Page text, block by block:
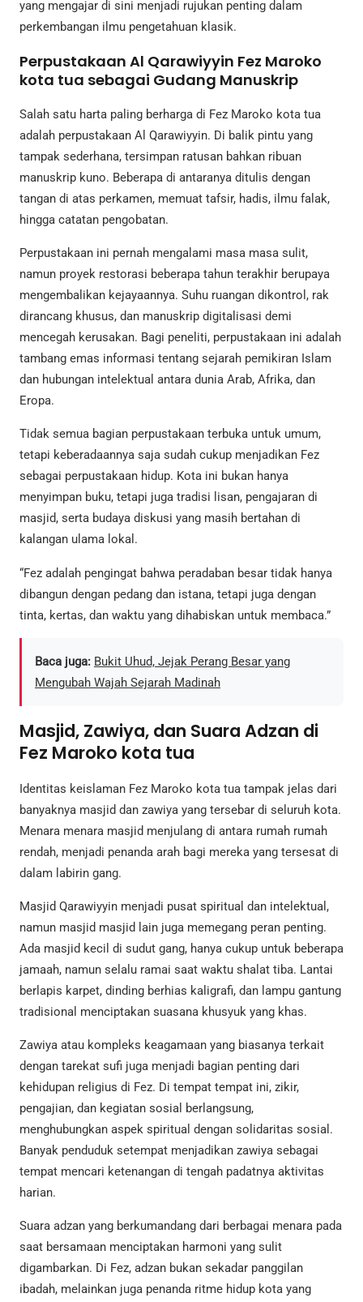
yang mengajar di sini menjadi rujukan penting dalam
perkembangan ilmu pengetahuan klasik.
Perpustakaan Al Qarawiyyin Fez Maroko
kota tua sebagai Gudang Manuskrip
Salah satu harta paling berharga di Fez Maroko kota tua
adalah perpustakaan Al Qarawiyyin. Di balik pintu yang
tampak sederhana, tersimpan ratusan bahkan ribuan
manuskrip kuno. Beberapa di antaranya ditulis dengan
tangan di atas perkamen, memuat tafsir, hadis, ilmu falak,
hingga catatan pengobatan.
Perpustakaan ini pernah mengalami masa masa sulit,
namun proyek restorasi beberapa tahun terakhir berupaya
mengembalikan kejayaannya. Suhu ruangan dikontrol, rak
dirancang khusus, dan manuskrip digitalisasi demi
mencegah kerusakan. Bagi peneliti, perpustakaan ini adalah
tambang emas informasi tentang sejarah pemikiran Islam
dan hubungan intelektual antara dunia Arab, Afrika, dan
Eropa.
Tidak semua bagian perpustakaan terbuka untuk umum,
tetapi keberadaannya saja sudah cukup menjadikan Fez
sebagai perpustakaan hidup. Kota ini bukan hanya
menyimpan buku, tetapi juga tradisi lisan, pengajaran di
masjid, serta budaya diskusi yang masih bertahan di
kalangan ulama lokal.
“Fez adalah pengingat bahwa peradaban besar tidak hanya
dibangun dengan pedang dan istana, tetapi juga dengan
tinta, kertas, dan waktu yang dihabiskan untuk membaca.”
Baca juga: Bukit Uhud, Jejak Perang Besar yang
Mengubah Wajah Sejarah Madinah
Masjid, Zawiya, dan Suara Adzan di
Fez Maroko kota tua
Identitas keislaman Fez Maroko kota tua tampak jelas dari
banyaknya masjid dan zawiya yang tersebar di seluruh kota.
Menara menara masjid menjulang di antara rumah rumah
rendah, menjadi penanda arah bagi mereka yang tersesat di
dalam labirin gang.
Masjid Qarawiyyin menjadi pusat spiritual dan intelektual,
namun masjid masjid lain juga memegang peran penting.
Ada masjid kecil di sudut gang, hanya cukup untuk beberapa
jamaah, namun selalu ramai saat waktu shalat tiba. Lantai
berlapis karpet, dinding berhias kaligrafi, dan lampu gantung
tradisional menciptakan suasana khusyuk yang khas.
Zawiya atau kompleks keagamaan yang biasanya terkait
dengan tarekat sufi juga menjadi bagian penting dari
kehidupan religius di Fez. Di tempat tempat ini, zikir,
pengajian, dan kegiatan sosial berlangsung,
menghubungkan aspek spiritual dengan solidaritas sosial.
Banyak penduduk setempat menjadikan zawiya sebagai
tempat mencari ketenangan di tengah padatnya aktivitas
harian.
Suara adzan yang berkumandang dari berbagai menara pada
saat bersamaan menciptakan harmoni yang sulit
digambarkan. Di Fez, adzan bukan sekadar panggilan
ibadah, melainkan juga penanda ritme hidup kota yang